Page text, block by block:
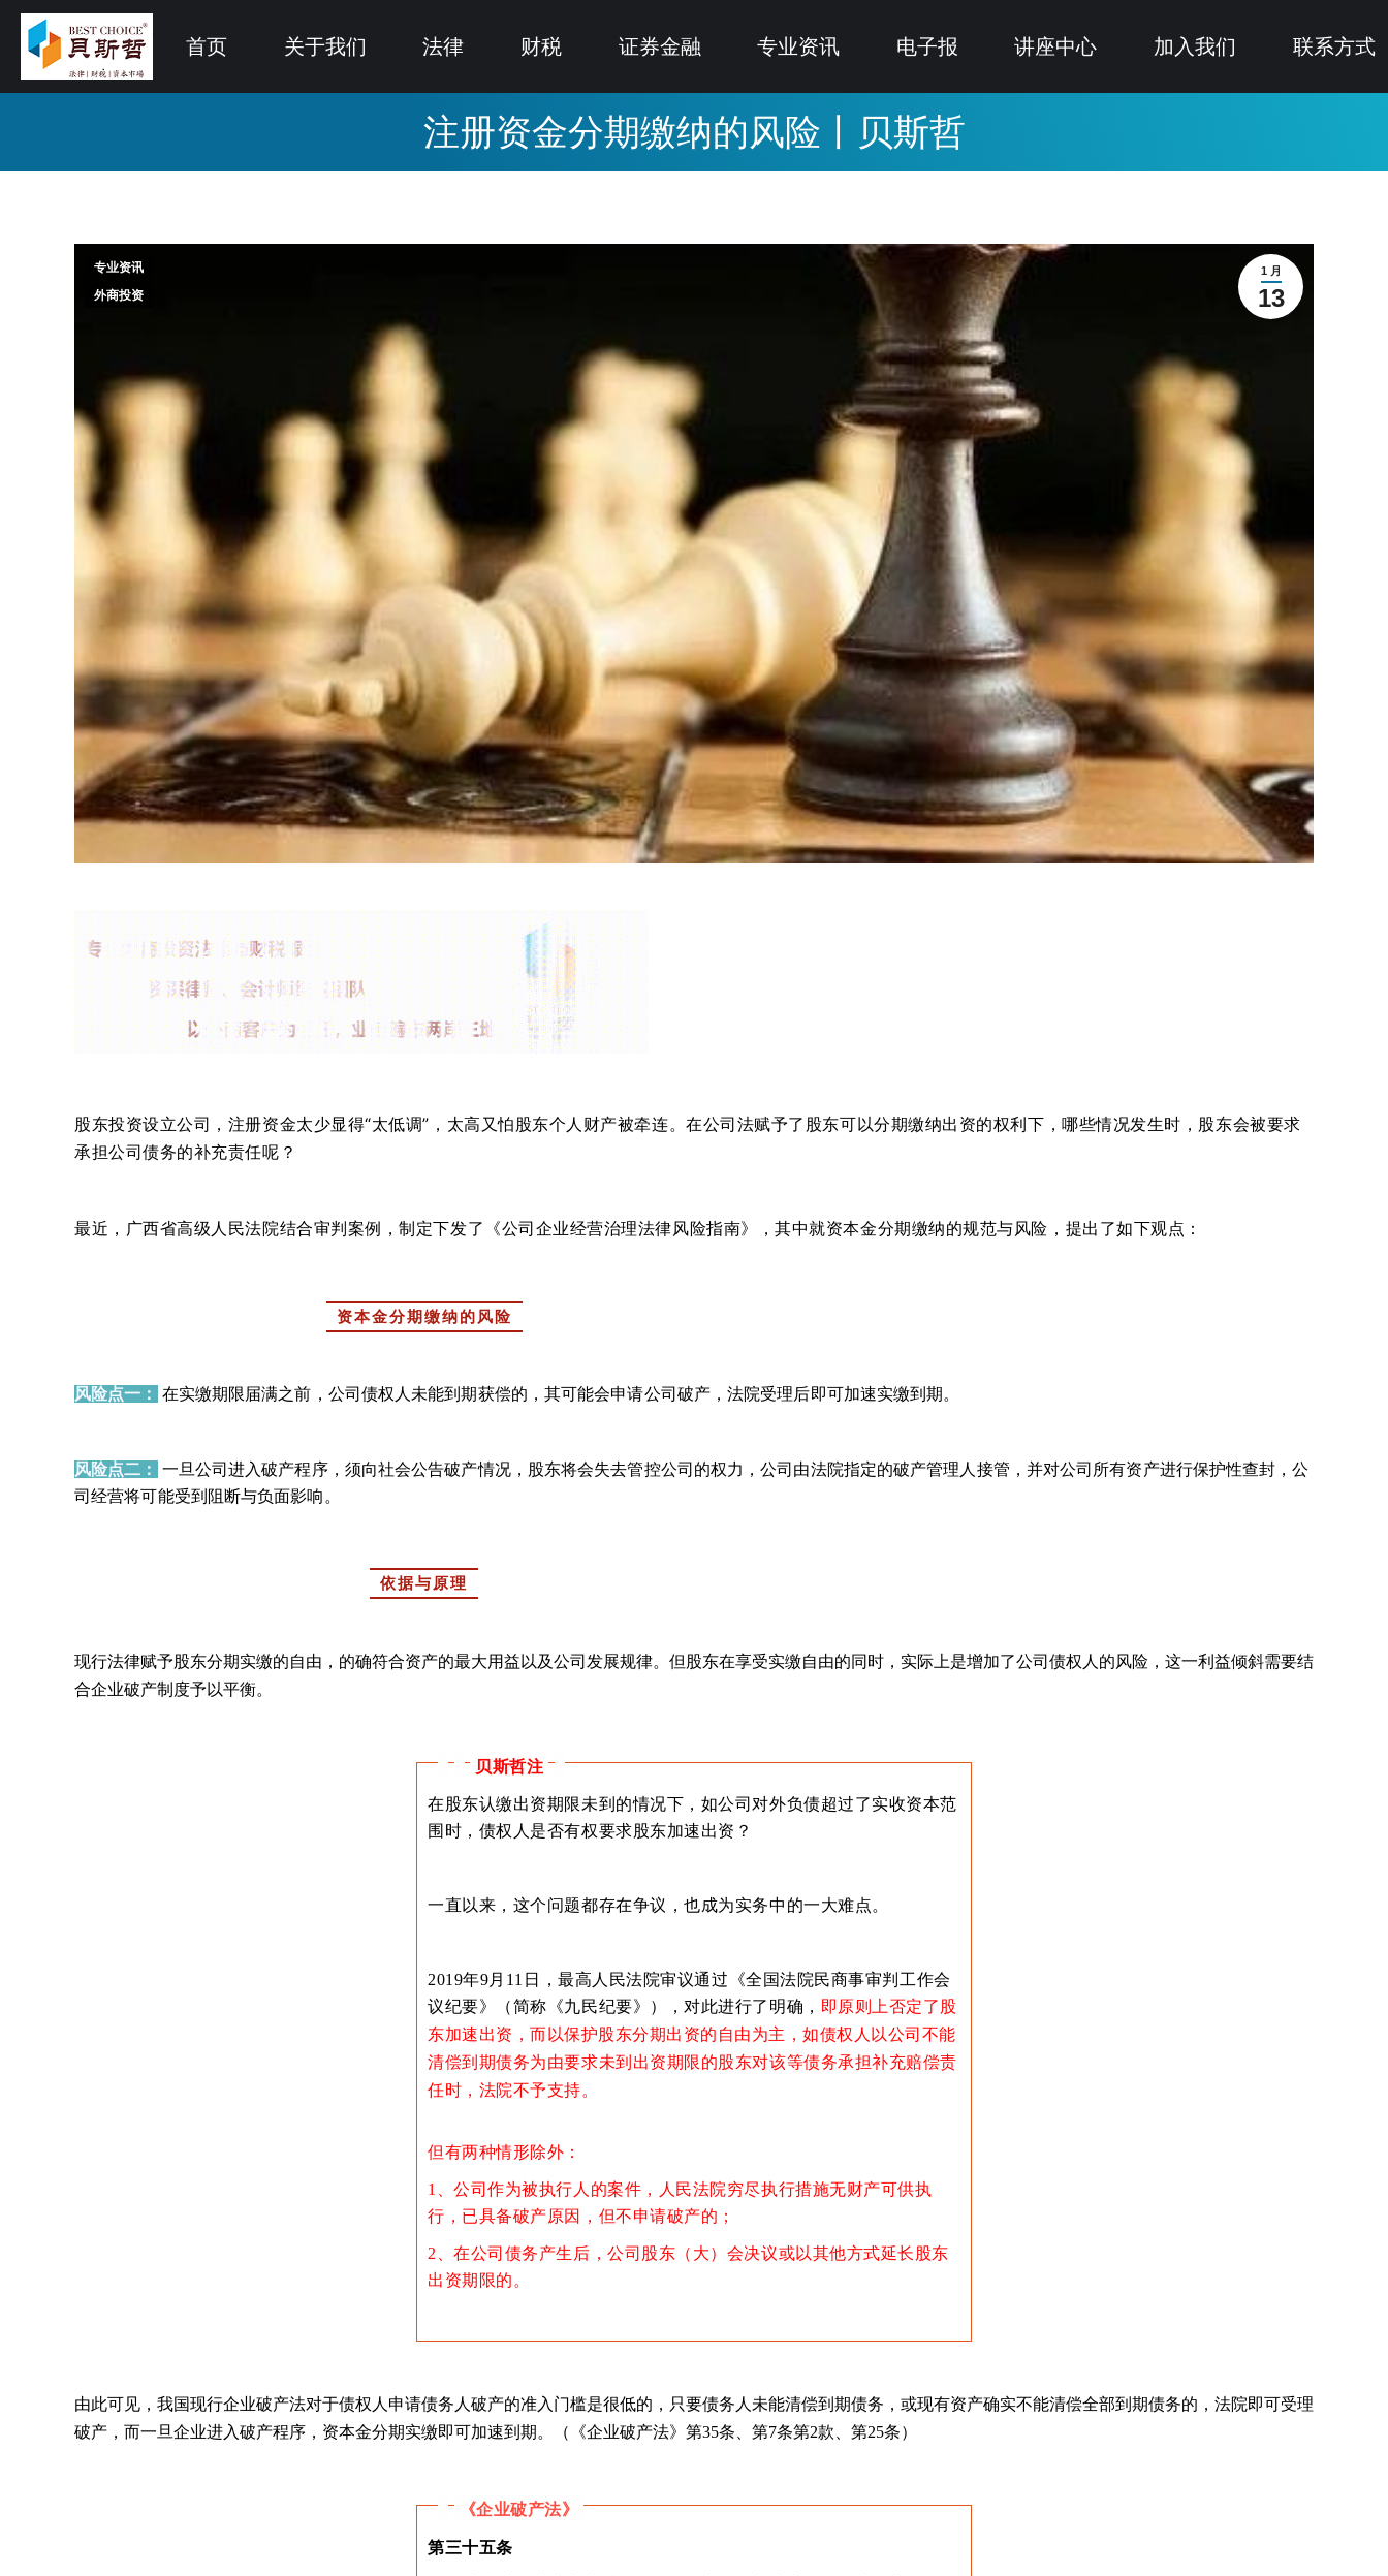
首页 关于我们 法律 财税 证券金融 专业资讯 电子报 讲座中心 加入我们 联系方式
注册资金分期缴纳的风险丨贝斯哲
1 月
13
专业资讯
外商投资
股东投资设立公司，注册资金太少显得“太低调”，太高又怕股东个人财产被牵连。在公司法赋予了股东可以分期缴纳出资的权利下，哪些情况发生时，股东会被要求
承担公司债务的补充责任呢？
最近，广西省高级人民法院结合审判案例，制定下发了《公司企业经营治理法律风险指南》，其中就资本金分期缴纳的规范与风险，提出了如下观点：
资本金分期缴纳的风险
风险点一： 在实缴期限届满之前，公司债权人未能到期获偿的，其可能会申请公司破产，法院受理后即可加速实缴到期。
风险点二：
一旦公司进入破产程序，须向社会公告破产情况，股东将会失去管控公司的权力，公司由法院指定的破产管理人接管，并对公司所有资产进行保护性查封，公
司经营将可能受到阻断与负面影响。
依据与原理
现行法律赋予股东分期实缴的自由，的确符合资产的最大用益以及公司发展规律。但股东在享受实缴自由的同时，实际上是增加了公司债权人的风险，这一利益倾斜需要结
合企业破产制度予以平衡。
贝斯哲注
在股东认缴出资期限未到的情况下，如公司对外负债超过了实收资本范
围时，债权人是否有权要求股东加速出资？
一直以来，这个问题都存在争议，也成为实务中的一大难点。
2019年9月11日，最高人民法院审议通过《全国法院民商事审判工作会
议纪要》（简称《九民纪要》），对此进行了明确， 即原则上否定了股
东加速出资，而以保护股东分期出资的自由为主，如债权人以公司不能
清偿到期债务为由要求未到出资期限的股东对该等债务承担补充赔偿责
任时，法院不予支持。
但有两种情形除外：
1、公司作为被执行人的案件，人民法院穷尽执行措施无财产可供执
行，已具备破产原因，但不申请破产的；
2、在公司债务产生后，公司股东（大）会决议或以其他方式延长股东
出资期限的。
由此可见，我国现行企业破产法对于债权人申请债务人破产的准入门槛是很低的，只要债务人未能清偿到期债务，或现有资产确实不能清偿全部到期债务的，法院即可受理
破产，而一旦企业进入破产程序，资本金分期实缴即可加速到期。（《企业破产法》第35条、第7条第2款、第25条）
《企业破产法》
第三十五条